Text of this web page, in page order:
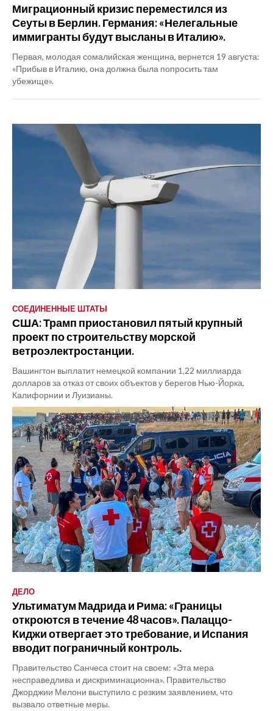
Миграционный кризис переместился из
Сеуты в Берлин. Германия: «Нелегальные
иммигранты будут высланы в Италию».
Первая, молодая сомалийская женщина, вернется 19 августа:
«Прибыв в Италию, она должна была попросить там
убежище».
СОЕДИНЕННЫЕ ШТАТЫ
США: Трамп приостановил пятый крупный
проект по строительству морской
ветроэлектростанции.
Вашингтон выплатит немецкой компании 1,22 миллиарда
долларов за отказ от своих объектов у берегов Нью-Йорка,
Калифорнии и Луизианы.
ДЕЛО
Ультиматум Мадрида и Рима: «Границы
откроются в течение 48 часов». Палаццо-
Киджи отвергает это требование, и Испания
вводит пограничный контроль.
Правительство Санчеса стоит на своем: «Эта мера
несправедлива и дискриминационна». Правительство
Джорджии Мелони выступило с резким заявлением, что
вызвало ответные меры.